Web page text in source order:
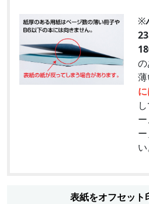
※
い
表紙をオフセット